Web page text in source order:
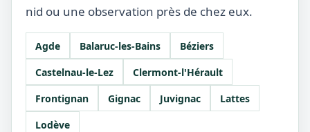
nid ou une observation près de chez eux.
Agde Balaruc-les-Bains
Béziers
Castelnau-le-Lez
Clermont-l'Hérault
Frontignan
Gignac Juvignac
Lattes
Lodève